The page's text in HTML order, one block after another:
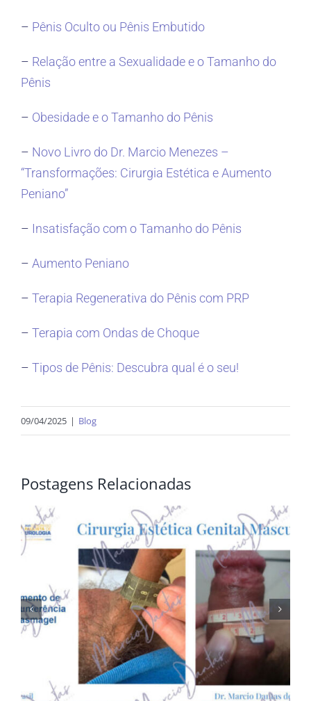
– Pênis Oculto ou Pênis Embutido
– Relação entre a Sexualidade e o Tamanho do
Pênis
– Obesidade e o Tamanho do Pênis
– Novo Livro do Dr. Marcio Menezes –
“Transformações: Cirurgia Estética e Aumento
Peniano”
– Insatisfação com o Tamanho do Pênis
– Aumento Peniano
– Terapia Regenerativa do Pênis com PRP
– Terapia com Ondas de Choque
– Tipos de Pênis: Descubra qual é o seu!
09/04/2025 | Blog
Postagens Relacionadas